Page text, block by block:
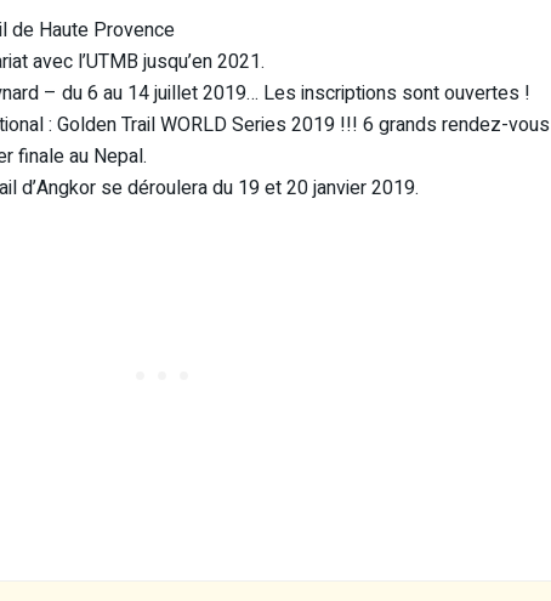
de Haute Provence
avec l’UTMB jusqu’en 2021.
– du 6 au 14 juillet 2019… Les inscriptions sont ouvertes !
: Golden Trail WORLD Series 2019 !!! 6 grands rendez-vous
finale au Nepal.
d’Angkor se déroulera du 19 et 20 janvier 2019.